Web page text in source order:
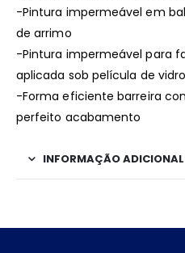
-Pintura impermeável em
de arrimo
-Pintura impermeável para
aplicada sob película de vidro
-Forma eficiente barreira
perfeito acabamento
INFORMAÇÃO ADICIONAL